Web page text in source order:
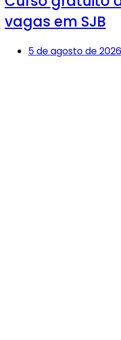
vagas em SJB
5 de agosto de 2026